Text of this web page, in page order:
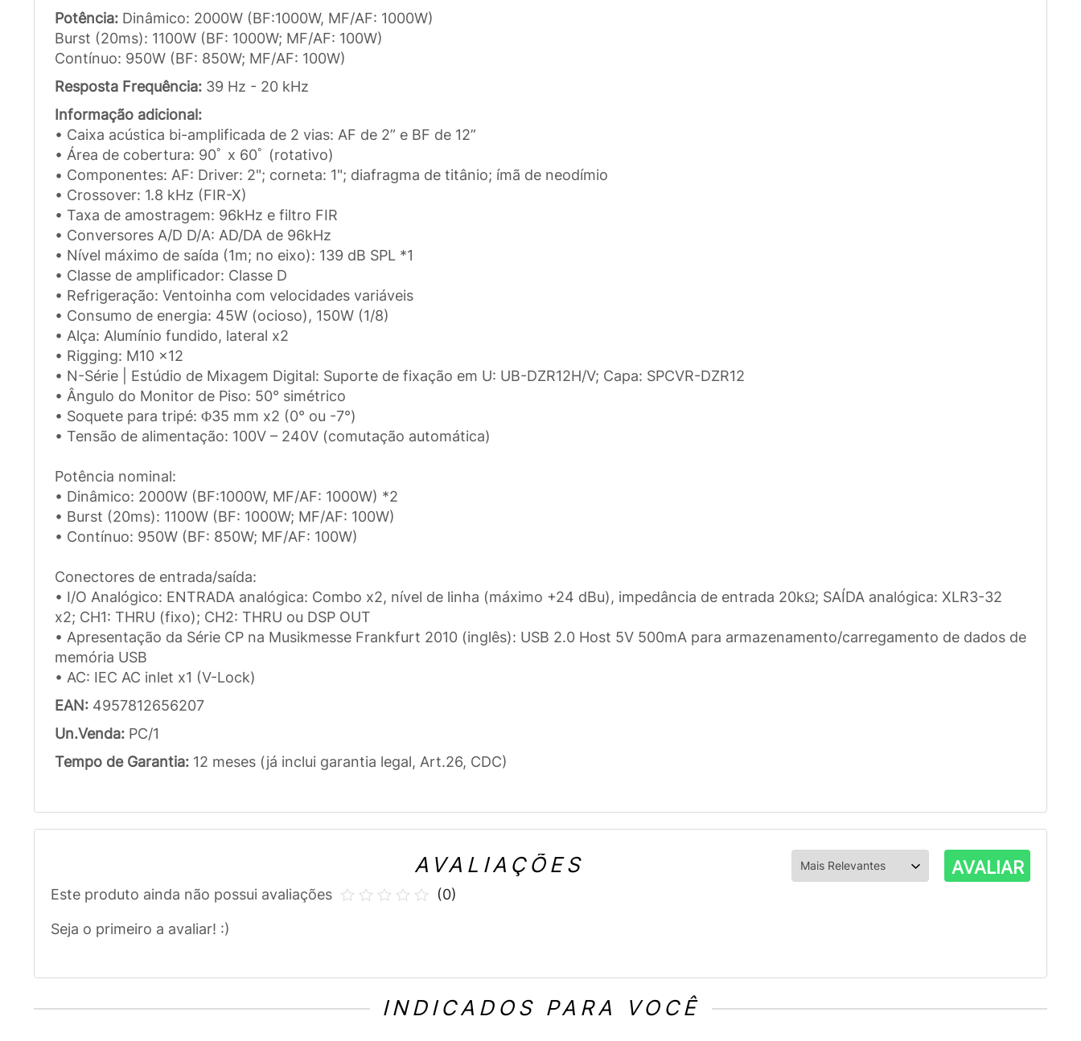
Potência: Dinâmico: 2000W (BF:1000W, MF/AF: 1000W)
Burst (20ms): 1100W (BF: 1000W; MF/AF: 100W)
Contínuo: 950W (BF: 850W; MF/AF: 100W)
Resposta Frequência: 39 Hz - 20 kHz
Informação adicional:
• Caixa acústica bi-amplificada de 2 vias: AF de 2” e BF de 12”
• Área de cobertura: 90ﾟ x 60ﾟ (rotativo)
• Componentes: AF: Driver: 2"; corneta: 1"; diafragma de titânio; ímã de neodímio
• Crossover: 1.8 kHz (FIR-X)
• Taxa de amostragem: 96kHz e filtro FIR
• Conversores A/D D/A: AD/DA de 96kHz
• Nível máximo de saída (1m; no eixo): 139 dB SPL *1
• Classe de amplificador: Classe D
• Refrigeração: Ventoinha com velocidades variáveis
• Consumo de energia: 45W (ocioso), 150W (1/8)
• Alça: Alumínio fundido, lateral x2
• Rigging: M10 x12
• N-Série | Estúdio de Mixagem Digital: Suporte de fixação em U: UB-DZR12H/V; Capa: SPCVR-DZR12
• Ângulo do Monitor de Piso: 50° simétrico
• Soquete para tripé: Φ35 mm x2 (0° ou -7°)
• Tensão de alimentação: 100V – 240V (comutação automática)
Potência nominal:
• Dinâmico: 2000W (BF:1000W, MF/AF: 1000W) *2
• Burst (20ms): 1100W (BF: 1000W; MF/AF: 100W)
• Contínuo: 950W (BF: 850W; MF/AF: 100W)
Conectores de entrada/saída:
• I/O Analógico: ENTRADA analógica: Combo x2, nível de linha (máximo +24 dBu), impedância de entrada 20kΩ; SAÍDA analógica: XLR3-32
x2; CH1: THRU (fixo); CH2: THRU ou DSP OUT
• Apresentação da Série CP na Musikmesse Frankfurt 2010 (inglês): USB 2.0 Host 5V 500mA para armazenamento/carregamento de dados de
memória USB
• AC: IEC AC inlet x1 (V-Lock)
EAN: 4957812656207
Un.Venda: PC/1
Tempo de Garantia: 12 meses (já inclui garantia legal, Art.26, CDC)
AVALIAÇÕES AVALIAR
Este produto ainda não possui avaliações
Seja o primeiro a avaliar! :)
(0)
INDICADOS PARA VOCÊ